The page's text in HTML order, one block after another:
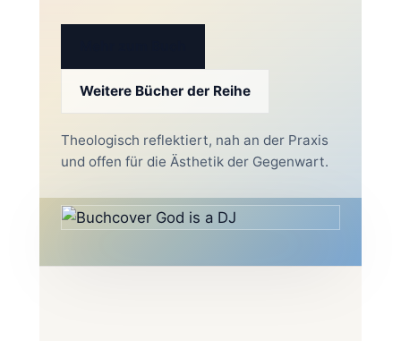
Weitere Bücher der Reihe
Theologisch reflektiert, nah an der Praxis
und offen für die Ästhetik der Gegenwart.